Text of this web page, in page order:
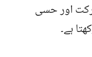
اور حسی
ہے۔